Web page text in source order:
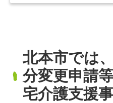
北本市では
分変更申請
宅介護支援